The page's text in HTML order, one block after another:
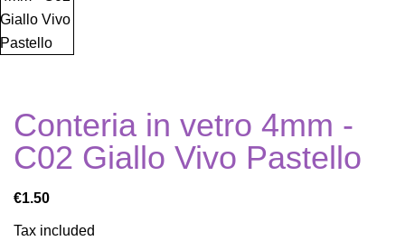
Conteria in vetro 4mm -
C02 Giallo Vivo Pastello
€1.50
Tax included